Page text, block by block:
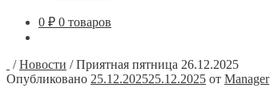
0 ₽ 0 товаров
/Новости /Приятная пятница 26.12.2025
Опубликовано 25.12.202525.12.2025 от Manager